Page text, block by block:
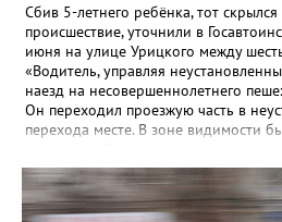
Сбив 5-летнего ребёнка, тот
происшествие, уточнили в
июня на улице Урицкого между
«Водитель, управляя
наезд на несовершеннолетнего
Он переходил проезжую часть в
перехода месте. В зоне видимости
получил незначительные травмы,
месте. Очевидцев ЧП просят
Гагарина, д. 23, кабинет 12 или